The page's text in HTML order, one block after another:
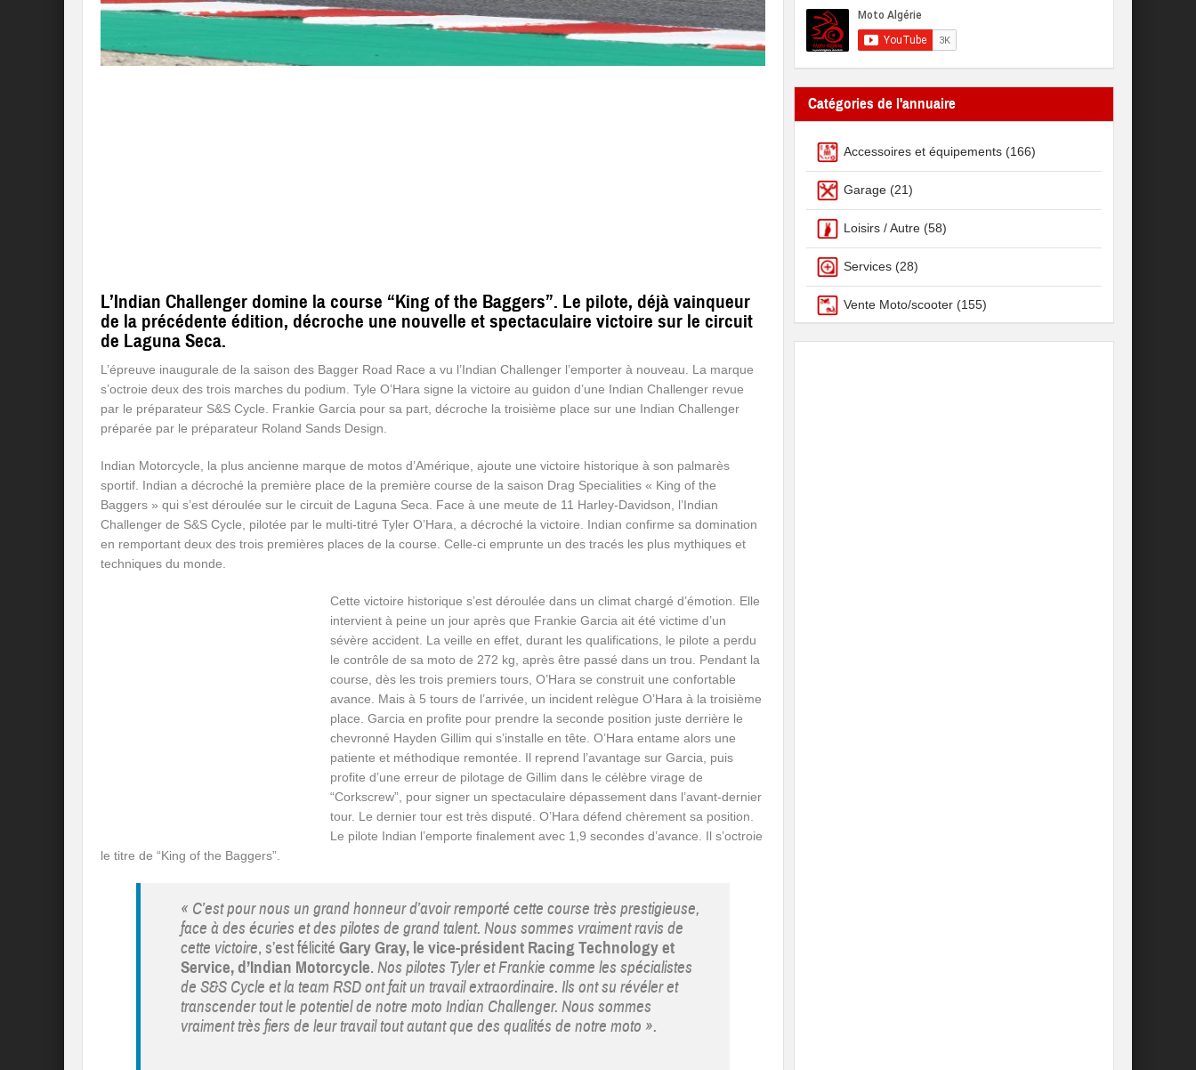
L’Indian Challenger domine la course “King of the Baggers”. Le pilote, déjà vainqueur
de la précédente édition, décroche une nouvelle et spectaculaire victoire sur le circuit
de Laguna Seca.
L’épreuve inaugurale de la saison des Bagger Road Race a vu l’Indian Challenger l’emporter à nouveau. La marque
s’octroie deux des trois marches du podium. Tyle O’Hara signe la victoire au guidon d’une Indian Challenger revue
par le préparateur S&S Cycle. Frankie Garcia pour sa part, décroche la troisième place sur une Indian Challenger
préparée par le préparateur Roland Sands Design.
Indian Motorcycle, la plus ancienne marque de motos d’Amérique, ajoute une victoire historique à son palmarès
sportif. Indian a décroché la première place de la première course de la saison Drag Specialities « King of the
Baggers » qui s’est déroulée sur le circuit de Laguna Seca. Face à une meute de 11 Harley-Davidson, l’Indian
Challenger de S&S Cycle, pilotée par le multi-titré Tyler O’Hara, a décroché la victoire. Indian confirme sa domination
en remportant deux des trois premières places de la course. Celle-ci emprunte un des tracés les plus mythiques et
techniques du monde.
Cette victoire historique s’est déroulée dans un climat chargé d’émotion. Elle
intervient à peine un jour après que Frankie Garcia ait été victime d’un
sévère accident. La veille en effet, durant les qualifications, le pilote a perdu
le contrôle de sa moto de 272 kg, après être passé dans un trou. Pendant la
course, dès les trois premiers tours, O’Hara se construit une confortable
avance. Mais à 5 tours de l’arrivée, un incident relègue O’Hara à la troisième
place. Garcia en profite pour prendre la seconde position juste derrière le
chevronné Hayden Gillim qui s’installe en tête. O’Hara entame alors une
patiente et méthodique remontée. Il reprend l’avantage sur Garcia, puis
profite d’une erreur de pilotage de Gillim dans le célèbre virage de
“Corkscrew”, pour signer un spectaculaire dépassement dans l’avant-dernier
tour. Le dernier tour est très disputé. O’Hara défend chèrement sa position.
Le pilote Indian l’emporte finalement avec 1,9 secondes d’avance. Il s’octroie
le titre de “King of the Baggers”.
« C’est pour nous un grand honneur d’avoir remporté cette course très prestigieuse,
face à des écuries et des pilotes de grand talent. Nous sommes vraiment ravis de
cette victoire, s’est félicité Gary Gray, le vice-président Racing Technology et
Service, d’Indian Motorcycle. Nos pilotes Tyler et Frankie comme les spécialistes
de S&S Cycle et la team RSD ont fait un travail extraordinaire. Ils ont su révéler et
transcender tout le potentiel de notre moto Indian Challenger. Nous sommes
vraiment très fiers de leur travail tout autant que des qualités de notre moto ».
Catégories de l'annuaire
Accessoires et équipements (166)
Garage (21)
Loisirs / Autre (58)
Services (28)
Vente Moto/scooter (155)